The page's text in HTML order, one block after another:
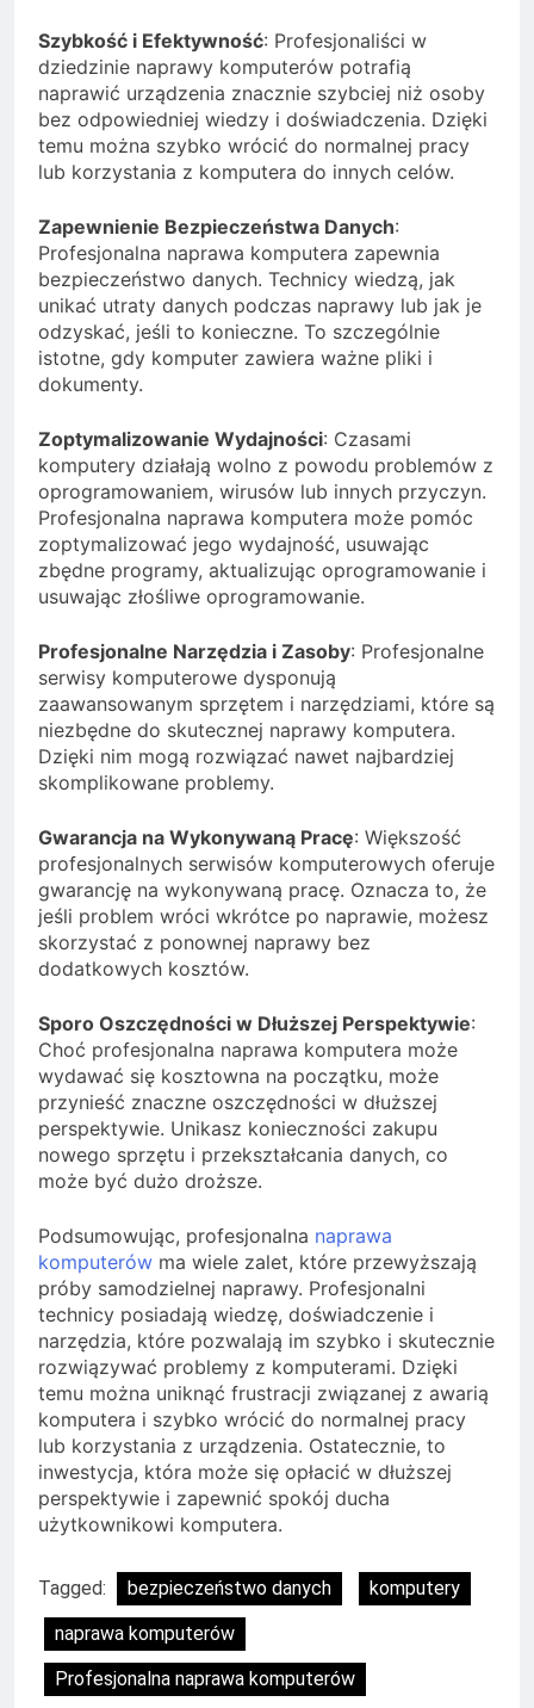
Szybkość i Efektywność: Profesjonaliści w
dziedzinie naprawy komputerów potrafią
naprawić urządzenia znacznie szybciej niż osoby
bez odpowiedniej wiedzy i doświadczenia. Dzięki
temu można szybko wrócić do normalnej pracy
lub korzystania z komputera do innych celów.
Zapewnienie Bezpieczeństwa Danych:
Profesjonalna naprawa komputera zapewnia
bezpieczeństwo danych. Technicy wiedzą, jak
unikać utraty danych podczas naprawy lub jak je
odzyskać, jeśli to konieczne. To szczególnie
istotne, gdy komputer zawiera ważne pliki i
dokumenty.
Zoptymalizowanie Wydajności: Czasami
komputery działają wolno z powodu problemów z
oprogramowaniem, wirusów lub innych przyczyn.
Profesjonalna naprawa komputera może pomóc
zoptymalizować jego wydajność, usuwając
zbędne programy, aktualizując oprogramowanie i
usuwając złośliwe oprogramowanie.
Profesjonalne Narzędzia i Zasoby: Profesjonalne
serwisy komputerowe dysponują
zaawansowanym sprzętem i narzędziami, które są
niezbędne do skutecznej naprawy komputera.
Dzięki nim mogą rozwiązać nawet najbardziej
skomplikowane problemy.
Gwarancja na Wykonywaną Pracę: Większość
profesjonalnych serwisów komputerowych oferuje
gwarancję na wykonywaną pracę. Oznacza to, że
jeśli problem wróci wkrótce po naprawie, możesz
skorzystać z ponownej naprawy bez
dodatkowych kosztów.
Sporo Oszczędności w Dłuższej Perspektywie:
Choć profesjonalna naprawa komputera może
wydawać się kosztowna na początku, może
przynieść znaczne oszczędności w dłuższej
perspektywie. Unikasz konieczności zakupu
nowego sprzętu i przekształcania danych, co
może być dużo droższe.
Podsumowując, profesjonalna naprawa
komputerów ma wiele zalet, które przewyższają
próby samodzielnej naprawy. Profesjonalni
technicy posiadają wiedzę, doświadczenie i
narzędzia, które pozwalają im szybko i skutecznie
rozwiązywać problemy z komputerami. Dzięki
temu można uniknąć frustracji związanej z awarią
komputera i szybko wrócić do normalnej pracy
lub korzystania z urządzenia. Ostatecznie, to
inwestycja, która może się opłacić w dłuższej
perspektywie i zapewnić spokój ducha
użytkownikowi komputera.
Tagged: bezpieczeństwo danych
komputery
naprawa komputerów
Profesjonalna naprawa komputerów